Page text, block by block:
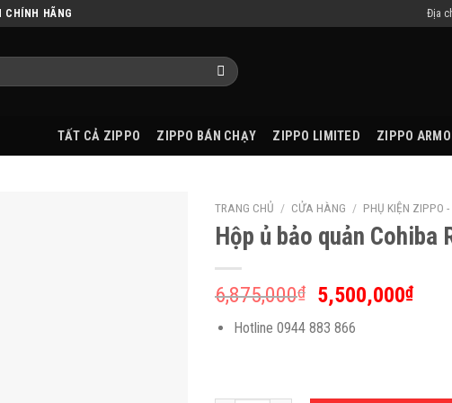
CHÍNH HÃNG Địa
TẤT CẢ ZIPPO ZIPPO BÁN CHẠY ZIPPO LIMITED ZIPPO
TRANG CHỦ / CỬA HÀNG / PHỤ KIỆN ZIPPO -
Hộp ủ bảo quản Cohiba
6,875,000₫ 5,500,000₫
Hotline 0944 883 866